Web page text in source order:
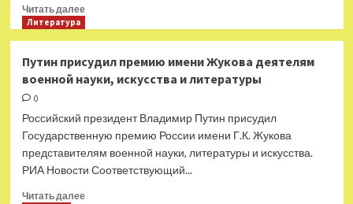
атаку
беспилотников
на
президента
Читать далееПрочитать
образования
Чехии:
угрожают
безопасности
страны
Литература
Путин присудил премию имени Жукова деятелям
военной науки, искусства и литературы
0
Российский президент Владимир Путин присудил
Государственную премию России имени Г.К. Жукова
представителям военной науки, литературы и искусства.
РИА Новости Соответствующий...
Читать далееПрочитать